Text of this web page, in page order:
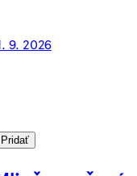
9. 2026
Pridať